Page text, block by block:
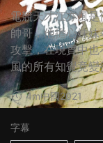
電競天才江亦風
帥哥，他擔心妹
攻擊，在現實中
風的所有知覺竟
4m中國2021
字幕